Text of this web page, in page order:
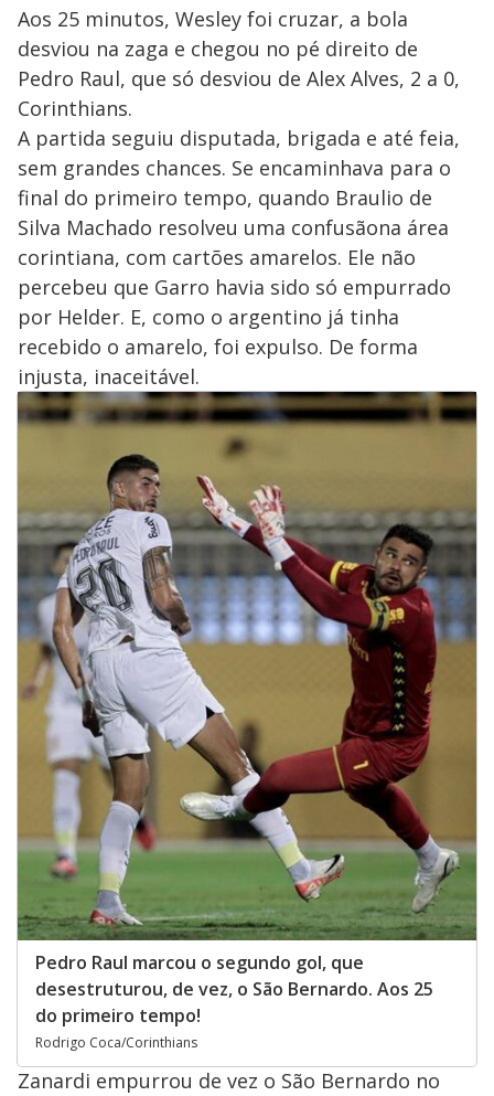
Aos 25 minutos, Wesley foi cruzar, a bola
desviou na zaga e chegou no pé direito de
Pedro Raul, que só desviou de Alex Alves, 2 a 0,
Corinthians.
A partida seguiu disputada, brigada e até feia,
sem grandes chances. Se encaminhava para o
final do primeiro tempo, quando Braulio de
Silva Machado resolveu uma confusãona área
corintiana, com cartões amarelos. Ele não
percebeu que Garro havia sido só empurrado
por Helder. E, como o argentino já tinha
recebido o amarelo, foi expulso. De forma
injusta, inaceitável.
Pedro Raul marcou o segundo gol, que
desestruturou, de vez, o São Bernardo. Aos 25
do primeiro tempo!
Rodrigo Coca/Corinthians
Zanardi empurrou de vez o São Bernardo no